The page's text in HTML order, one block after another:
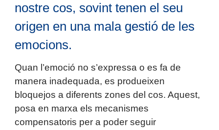
nostre cos, sovint tenen el seu
origen en una mala gestió de les
emocions.
Quan l’emoció no s’expressa o es fa de
manera inadequada, es produeixen
bloquejos a diferents zones del cos. Aquest,
posa en marxa els mecanismes
compensatoris per a poder seguir